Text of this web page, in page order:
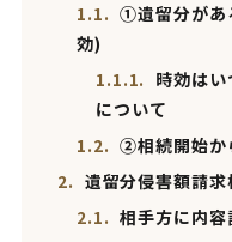
1.1. ①遺留分があ
効)
1.1.1. 時効は
について
1.2. ②相続開始か
2. 遺留分侵害額請
2.1. 相手方に内容